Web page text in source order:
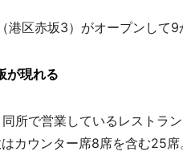
区赤坂3）がオープンして9
が現れる
所で営業しているレストラ
カウンター席8席を含む25席